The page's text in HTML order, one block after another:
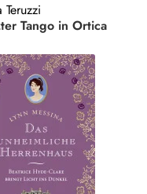
Teruzzi
Tango in Ortica